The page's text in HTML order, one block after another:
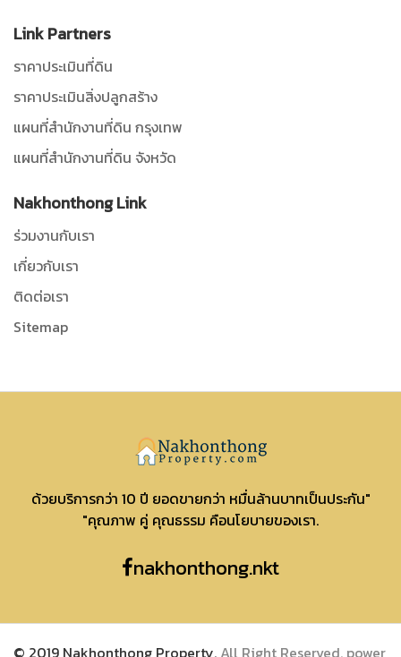
Link Partners
ราคาประเมินที่ดิน
ราคาประเมินสิ่งปลูกสร้าง
แผนที่สำนักงานที่ดิน กรุงเทพ
แผนที่สำนักงานที่ดิน จังหวัด
Nakhonthong Link
ร่วมงานกับเรา
เกี่ยวกับเรา
ติดต่อเรา
Sitemap
Nakhonthong
ด้วยบริการกว่า 10 ปี ยอดขายกว่า หมื่นล้านบาทเป็นประกัน"
"คุณภาพ คู่ คุณธรรม คือนโยบายของเรา.
nakhonthong.nkt
© 2019 Nakhonthong Property. All Right Reserved. power